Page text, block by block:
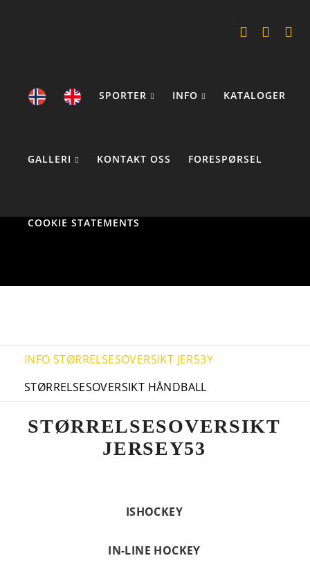
SPORTER INFO KATALOGER
GALLERI KONTAKT OSS FORESPØRSEL
COOKIE STATEMENTS
INFO STØRRELSESOVERSIKT JER53Y
STØRRELSESOVERSIKT HÅNDBALL
STØRRELSESOVERSIKT
JERSEY53
ISHOCKEY
IN-LINE HOCKEY